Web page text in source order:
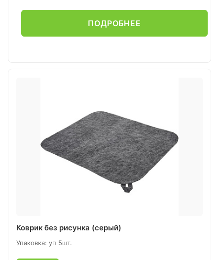
ПОДРОБНЕЕ
Коврик без рисунка (серый)
Упаковка: уп 5шт.